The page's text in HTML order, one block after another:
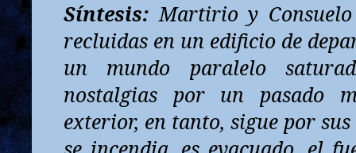
Síntesis:Martirio y
recluidas en un edificio de
un mundo paralelo
nostalgias por un pasado
exterior, en tanto, sigue por